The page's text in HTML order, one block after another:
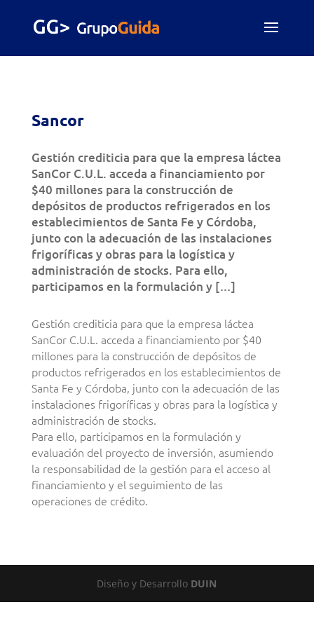
Sancor
Gestión crediticia para que la empresa láctea
SanCor C.U.L. acceda a financiamiento por
$40 millones para la construcción de
depósitos de productos refrigerados en los
establecimientos de Santa Fe y Córdoba,
junto con la adecuación de las instalaciones
frigoríficas y obras para la logística y
administración de stocks. Para ello,
participamos en la formulación y […]
Gestión crediticia para que la empresa láctea
SanCor C.U.L. acceda a financiamiento por $40
millones para la construcción de depósitos de
productos refrigerados en los establecimientos de
Santa Fe y Córdoba, junto con la adecuación de las
instalaciones frigoríficas y obras para la logística y
administración de stocks.
Para ello, participamos en la formulación y
evaluación del proyecto de inversión, asumiendo
la responsabilidad de la gestión para el acceso al
financiamiento y el seguimiento de las
operaciones de crédito.
Diseño y Desarrollo DUIN